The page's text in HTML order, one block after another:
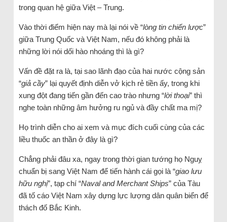
trong quan hệ giữa Việt – Trung.
Vào thời điểm hiện nay mà lại nói về “lòng tin chiến lược”
giữa Trung Quốc và Việt Nam, nếu đó không phải là
những lời nói dối hào nhoáng thì là gì?
Vấn đề đặt ra là, tại sao lãnh đạo của hai nước cộng sản
“giả cầy” lại quyết định diễn vở kịch rẻ tiền ấy, trong khi
xung đột đang tiến gần đến cao trào nhưng “lời thoại” thì
nghe toàn những âm hưởng ru ngủ và đầy chất ma mị?
Họ trình diễn cho ai xem và mục đích cuối cùng của các
liều thuốc an thần ở đây là gì?
Chẳng phải đâu xa, ngay trong thời gian tướng họ Nguỵ
chuẩn bị sang Việt Nam để tiến hành cái gọi là “giao lưu
hữu nghị”, tạp chí “Naval and Merchant Ships” của Tàu
đã tố cáo Việt Nam xây dựng lực lượng dân quân biển để
thách đố Bắc Kinh.